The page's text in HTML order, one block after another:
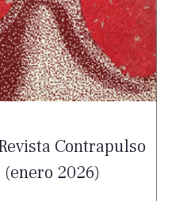
Contrapulso
2026)